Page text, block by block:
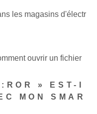
les magasins d'électr
ouvrir un fichier
» EST-I
MON SMAR